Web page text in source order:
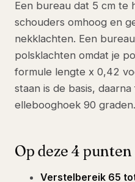
Een bureau dat 5 cm te
schouders omhoog en
nekklachten. Een
polsklachten omdat je
formule lengte x 0,42
staan is de basis,
ellebooghoek 90 graden.
Op deze 4
Verstelbereik 65